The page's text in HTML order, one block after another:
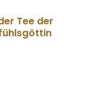
Tee der